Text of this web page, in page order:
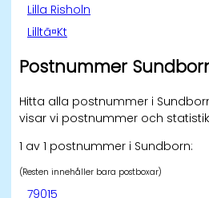
Lilla Risholn
Lilltã¤Kt
Postnummer
Hitta alla postnummer i
visar vi postnummer och
1 av 1 postnummer i Sundborn:
(Resten innehåller bara postboxar)
79015